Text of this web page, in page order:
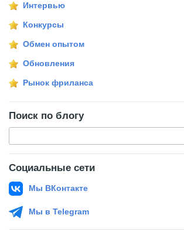
Интервью
Конкурсы
Обмен опытом
Обновления
Рынок фриланса
Поиск по блогу
Социальные сети
Мы ВКонтакте
Мы в Telegram